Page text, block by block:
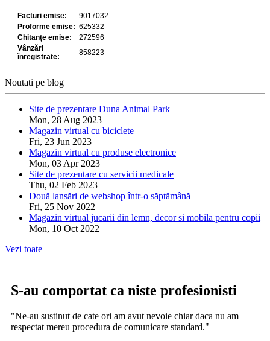
Noutati pe blog
Site de prezentare Duna Animal Park
Mon, 28 Aug 2023
Magazin virtual cu biciclete
Fri, 23 Jun 2023
Magazin virtual cu produse electronice
Mon, 03 Apr 2023
Site de prezentare cu servicii medicale
Thu, 02 Feb 2023
Două lansări de webshop într-o săptămână
Fri, 25 Nov 2022
Magazin virtual jucarii din lemn, decor si mobila pentru copii
Mon, 10 Oct 2022
Vezi toate
S-au comportat ca niste profesionisti
"Ne-au sustinut de cate ori am avut nevoie chiar daca nu am
respectat mereu procedura de comunicare standard."